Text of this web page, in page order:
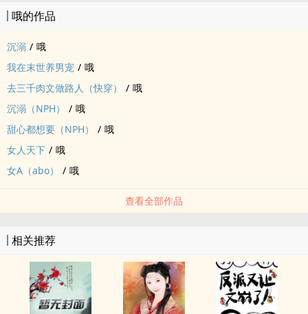
哦的作品
沉溺 / 哦
我在末世养男宠 / 哦
去三千‎肉‍文‌‍­做路人（快穿）
/ 哦
沉溺（NPH）
/ 哦
甜心都想要（NPH）
/ 哦
女人天下 / 哦
女A（abo）
/ 哦
查看全部作品
相关推荐